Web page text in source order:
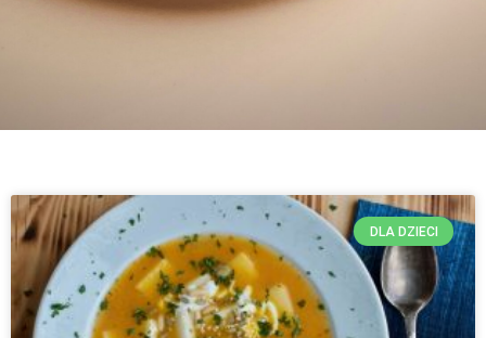
DLA DZIECI